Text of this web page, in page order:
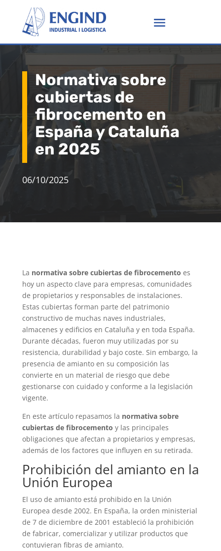
Normativa sobre
cubiertas de
fibrocemento en
España y Cataluña
en 2025
06/10/2025
La normativa sobre cubiertas de fibrocemento es
hoy un aspecto clave para empresas, comunidades
de propietarios y responsables de instalaciones.
Estas cubiertas forman parte del patrimonio
constructivo de muchas naves industriales,
almacenes y edificios en Cataluña y en toda España.
Durante décadas, fueron muy utilizadas por su
resistencia, durabilidad y bajo coste. Sin embargo, la
presencia de amianto en su composición las
convierte en un material de riesgo que debe
gestionarse con cuidado y conforme a la legislación
vigente.
En este artículo repasamos la normativa sobre
cubiertas de fibrocemento y las principales
obligaciones que afectan a propietarios y empresas,
además de los factores que influyen en su retirada.
Prohibición del amianto en la
Unión Europea
El uso de amianto está prohibido en la Unión
Europea desde 2002. En España, la orden ministerial
de 7 de diciembre de 2001 estableció la prohibición
de fabricar, comercializar y utilizar productos que
contuvieran fibras de amianto.